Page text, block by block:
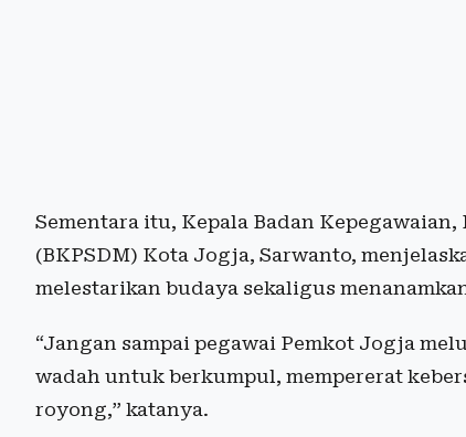
Sementara itu, Kepala Badan
(BKPSDM) Kota Jogja, Sarwanto,
melestarikan budaya sekaligus
“Jangan sampai pegawai Pemkot Jogja
wadah untuk berkumpul, mempererat
royong,” katanya.